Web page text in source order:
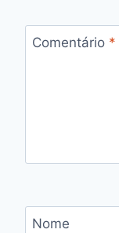
Comentário *
Nome